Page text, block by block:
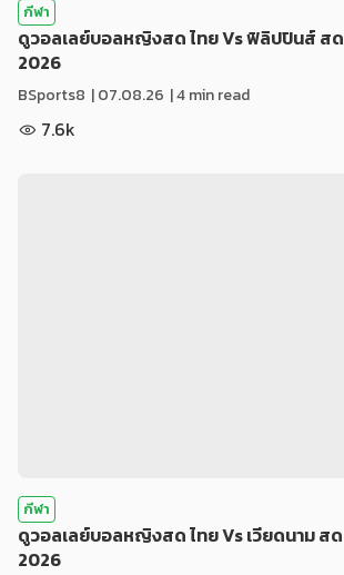
กีฬา
ดูวอลเลย์บอลหญิงสด ไทย Vs ฟิลิปปินส์ สด
2026
BSports8 |07.08.26 | 4 min read
7.6k
กีฬา
ดูวอลเลย์บอลหญิงสด ไทย Vs เวียดนาม ส
2026